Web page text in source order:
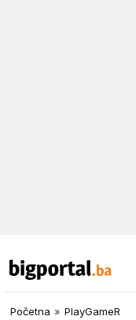
Početna » PlayGameR